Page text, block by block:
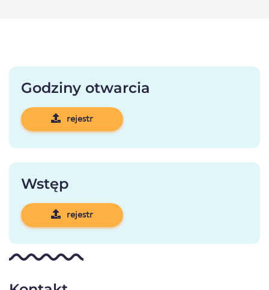
Godziny otwarcia
rejestr
Wstęp
rejestr